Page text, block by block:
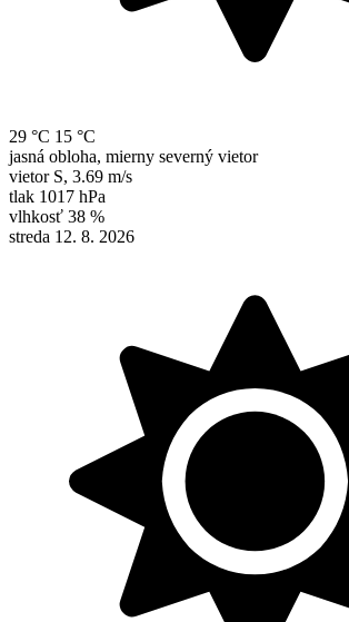
29 °C 15 °C
jasná obloha, mierny severný vietor
vietor S, 3.69 m/s
tlak 1017 hPa
vlhkosť 38 %
streda 12. 8. 2026